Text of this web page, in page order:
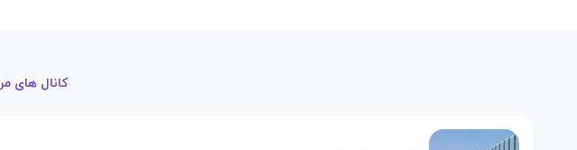
کانال های